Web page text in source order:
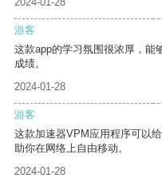
游客
这款app的学习氛围很浓厚，能
成绩。
2024-01-28
游客
这款加速器VPM应用程序可以
助你在网络上自由移动。
2024-01-28